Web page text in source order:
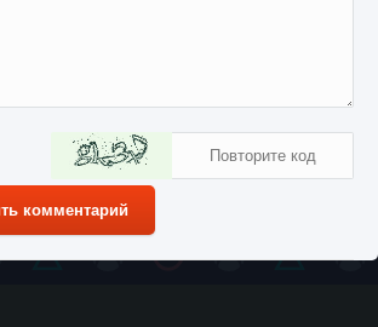
комментарий